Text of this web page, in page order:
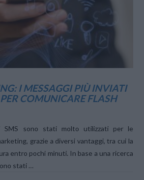
VIEW POST
I MESSAGGI PIÙ INVIATI
COMUNICARE FLASH
SMS sono stati molto utilizzati per le
grazie a diversi vantaggi, tra cui la
entro pochi minuti. In base a una ricerca
stati …